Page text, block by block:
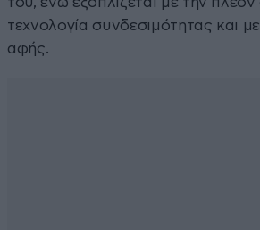
τεχνολογία συνδεσιμότητας και
αφής.